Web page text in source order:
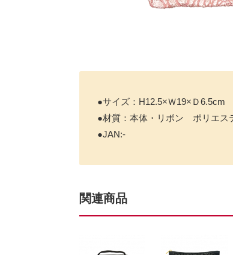
●サイズ：H12.5×Ｗ19×Ｄ6.5cm
●材質：本体・リボン ポリエス
●JAN:-
関連商品